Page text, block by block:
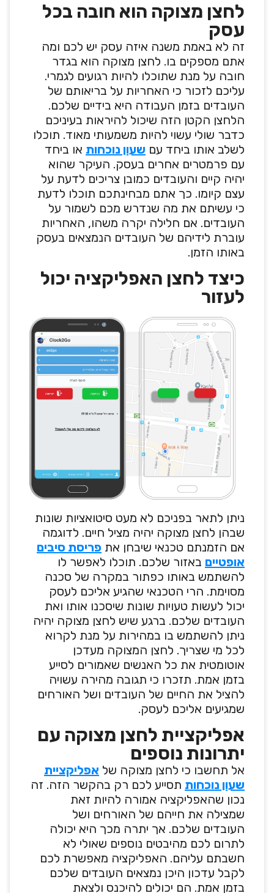
לחצן מצוקה הוא חובה בכל
עסק
זה לא באמת משנה איזה עסק יש לכם ומה
אתם מספקים בו. לחצן מצוקה הוא בגדר
חובה על מנת שתוכלו להיות רגועים לגמרי.
עליכם לזכור כי האחריות על בריאותם של
העובדים בזמן העבודה היא בידיים שלכם.
הלחצן הקטן הזה שיכול להיראות בעיניכם
כדבר שולי עשוי להיות משמעותי מאוד. תוכלו
לשלב אותו ביחד עם שעון נוכחות או ביחד
עם פרמטרים אחרים בעסק. העיקר שהוא
יהיה קיים והעובדים כמובן צריכים לדעת על
עצם קיומו. כך אתם מבחינתכם תוכלו לדעת
כי עשיתם את מה שנדרש מכם לשמור על
העובדים. אם חלילה יקרה משהו, האחריות
עוברת לידיהם של העובדים הנמצאים בעסק
באותו הזמן.
כיצד לחצן האפליקציה יכול
לעזור
ניתן לתאר בפניכם לא מעט סיטואציות שונות
שבהן לחצן מצוקה יהיה מציל חיים. לדוגמה
אם הזמנתם טכנאי שיבחן את פריסת סיבים
אופטיים באזור שלכם. תוכלו לאפשר לו
להשתמש באותו כפתור במקרה של סכנה
מסוימת. הרי הטכנאי שהגיע אליכם לעסק
יכול לעשות טעויות שונות שיסכנו אותו ואת
העובדים שלכם. ברגע שיש לחצן מצוקה יהיה
ניתן להשתמש בו במהירות על מנת לקרוא
לכל מי שצריך. לחצן המצוקה מעדכן
אוטומטית את כל האנשים שאמורים לסייע
בזמן אמת. תזכרו כי תגובה מהירה עשויה
להציל את החיים של העובדים ושל האורחים
שמגיעים אליכם לעסק.
אפליקציית לחצן מצוקה עם
יתרונות נוספים
אל תחשבו כי לחצן מצוקה של אפליקציית
שעון נוכחות תסייע לכם רק בהקשר הזה. זה
נכון שהאפליקציה אמורה להיות זאת
שמצילה את חייהם של האורחים ושל
העובדים שלכם. אך יתרה מכך היא יכולה
לתרום לכם מהיבטים נוספים שאולי לא
חשבתם עליהם. האפליקציה מאפשרת לכם
לקבל עדכון היכן נמצאים העובדים שלכם
בזמן אמת. הם יכולים להיכנס ולצאת